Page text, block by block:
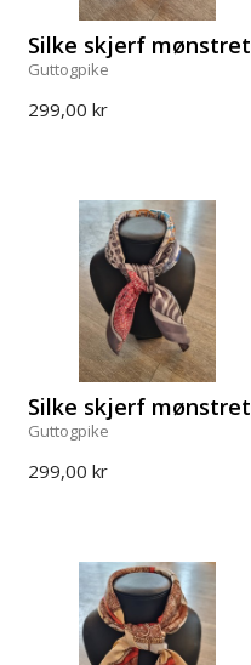
Silke skjerf mønstret
Guttogpike
299,00 kr
Silke skjerf mønstret
Guttogpike
299,00 kr